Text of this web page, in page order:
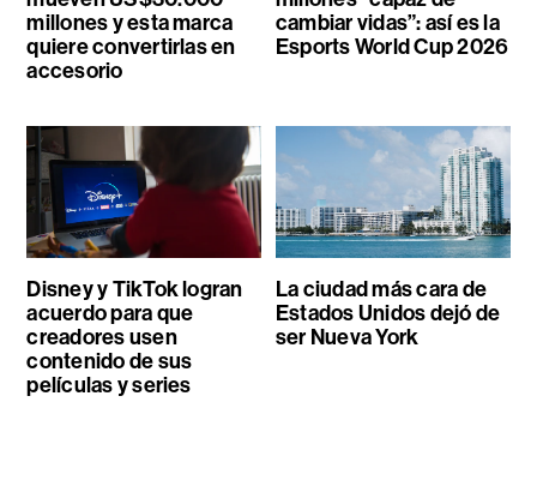
millones y esta marca
quiere convertirlas en
accesorio
cambiar vidas”: así es la
Esports World Cup 2026
Disney y TikTok logran
acuerdo para que
creadores usen
contenido de sus
películas y series
La ciudad más cara de
Estados Unidos dejó de
ser Nueva York